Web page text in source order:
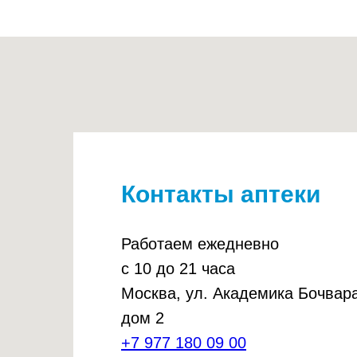
Контакты аптеки
Работаем ежедневно
с 10 до 21 часа
Москва, ул. Академика
дом 2
+7 977 180 09 00